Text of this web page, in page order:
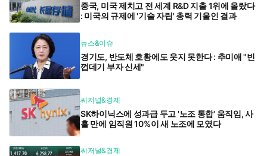
중국, 미국 제치고 전 세계 R&D 지출 1위에 올랐다
: 미국의 규제에 '기술 자립' 총력 기울인 결과
뉴스&이슈
경기도, 반도체 호황에도 웃지 못한다 : 추미애 "빈
껍데기 부자 신세"
씨저널&경제
SK하이닉스에 성과급 두고 '노조 통합' 움직임, 사
흘 만에 임직원 10%이 새 노조에 모였다
씨저널&경제